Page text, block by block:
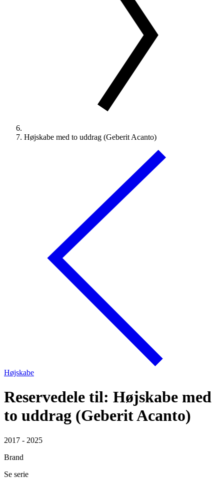
Højskabe med to uddrag (Geberit Acanto)
Højskabe
Reservedele til: Højskabe med
to uddrag (Geberit Acanto)
2017 - 2025
Brand
Se serie